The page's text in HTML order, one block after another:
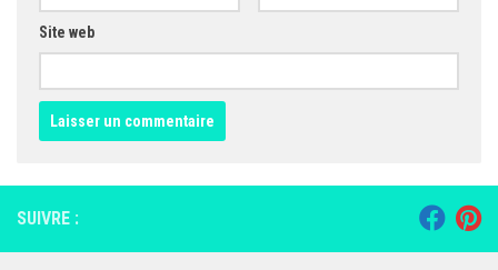
Site web
SUIVRE :